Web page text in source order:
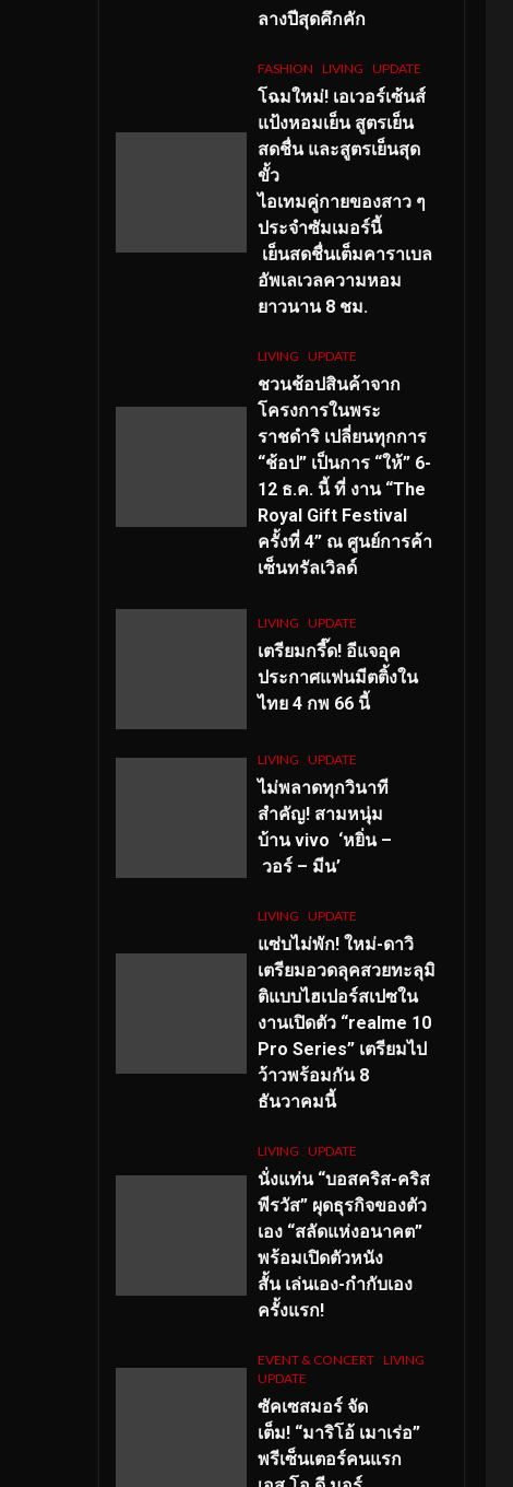
ลางปีสุดคึกคัก
FASHION LIVING UPDATE
โฉมใหม่! เอเวอร์เซ้นส์
แป้งหอมเย็น สูตรเย็น
สดชื่น และสูตรเย็นสุด
ขั้ว
ไอเทมคู่กายของสาว ๆ
ประจำซัมเมอร์นี้
เย็นสดชื่นเต็มคาราเบล
อัพเลเวลความหอม
ยาวนาน 8 ชม.
LIVING UPDATE
ชวนช้อปสินค้าจาก
โครงการในพระ
ราชดำริ เปลี่ยนทุกการ
“ช้อป” เป็นการ “ให้” 6-
12 ธ.ค. นี้ ที่ งาน “The
Royal Gift Festival
ครั้งที่ 4” ณ ศูนย์การค้า
เซ็นทรัลเวิลด์
LIVING UPDATE
เตรียมกรี๊ด! อีแจอุค
ประกาศแฟนมีตติ้งใน
ไทย 4 กพ 66 นี้
LIVING UPDATE
ไม่พลาดทุกวินาที
สำคัญ! สามหนุ่ม
บ้าน vivo ‘หยิ่น –
วอร์ – มีน’
LIVING UPDATE
แซ่บไม่พัก! ใหม่-ดาวิ
เตรียมอวดลุคสวยทะลุมิ
ติแบบไฮเปอร์สเปซใน
งานเปิดตัว “realme 10
Pro Series” เตรียมไป
ว้าวพร้อมกัน 8
ธันวาคมนี้
LIVING UPDATE
นั่งแท่น “บอสคริส-คริส
พีรวัส” ผุดธุรกิจของตัว
เอง “สลัดแห่งอนาคต”
พร้อมเปิดตัวหนัง
สั้น เล่นเอง-กำกับเอง
ครั้งแรก!
EVENT & CONCERT LIVING
UPDATE
ซัคเซสมอร์ จัด
เต็ม! “มาริโอ้ เมาเร่อ”
พรีเซ็นเตอร์คนแรก